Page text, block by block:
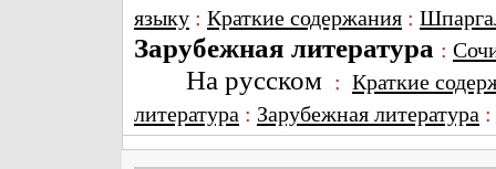
языку : Краткие содержания :
Зарубежная литература :
На русском : Краткие
литература : Зарубежная литература